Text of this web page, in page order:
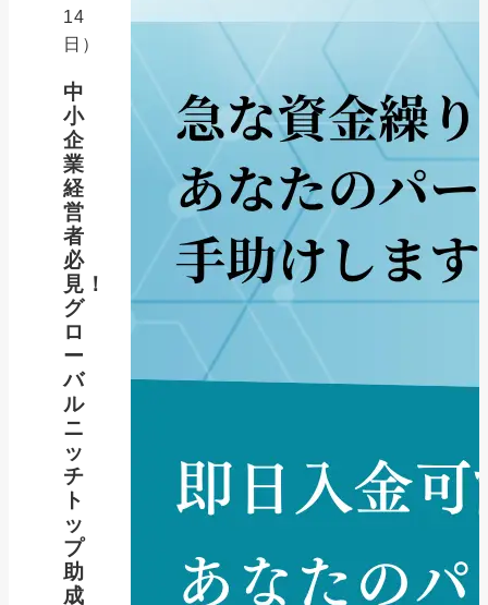
14
日）
中
小
企
業
経
営
者
必
見！
グ
ロ
ー
バ
ル
ニ
ッ
チ
ト
ッ
プ
助
成